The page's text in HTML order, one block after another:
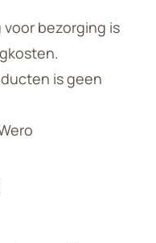
bezorging is
is geen